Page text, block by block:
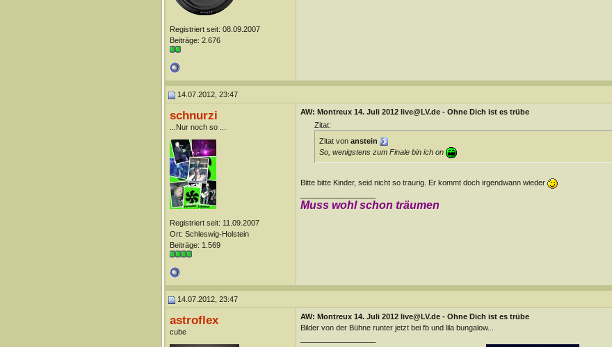
Registriert seit: 08.09.2007
Beiträge: 2.676
14.07.2012, 23:47
schnurzi
...Nur noch so ...
Registriert seit: 11.09.2007
Ort: Schleswig-Holstein
Beiträge: 1.569
AW: Montreux 14. Juli 2012 live@LV.de - Ohne Dich ist es trübe
Zitat:
Zitat von anstein
So, wenigstens zum Finale bin ich on
Bitte bitte Kinder, seid nicht so traurig. Er kommt doch irgendwann wieder
Muss wohl schon träumen
14.07.2012, 23:47
astroflex
cube
AW: Montreux 14. Juli 2012 live@LV.de - Ohne Dich ist es trübe
Bilder von der Bühne runter jetzt bei fb und lila bungalow...